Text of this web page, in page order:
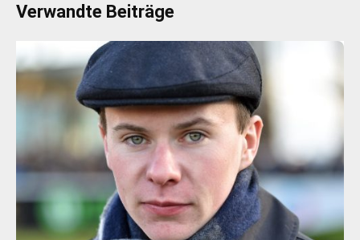
Verwandte Beiträge